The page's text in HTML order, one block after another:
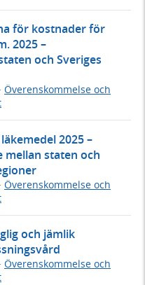
för kostnader för
2025 –
och Sveriges
· Överenskommelse och
2025 –
mellan staten och
· Överenskommelse och
och jämlik
· Överenskommelse och